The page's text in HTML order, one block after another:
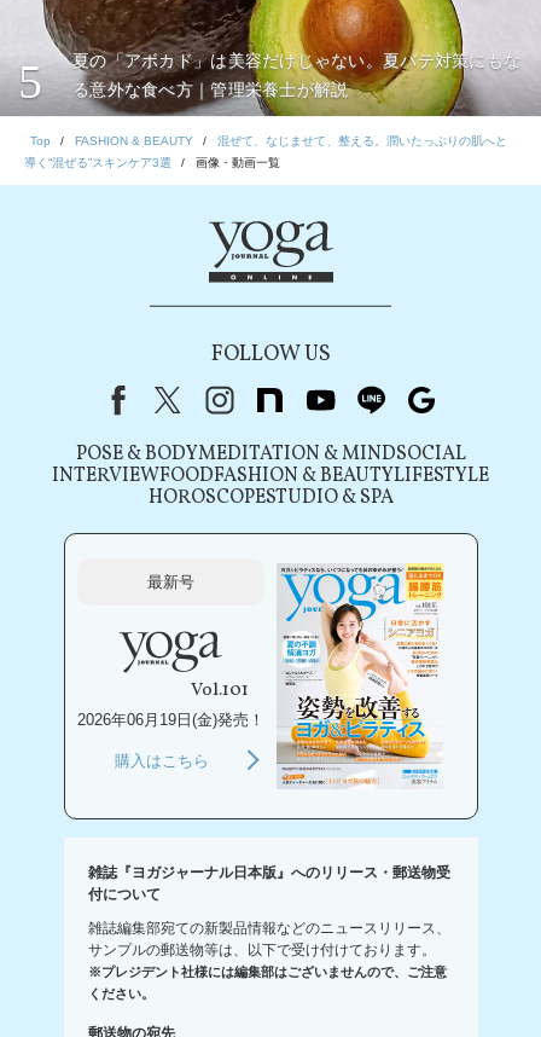
5
夏の「アボカド」は美容だけじゃない。夏バテ対策にもな
る意外な食べ方｜管理栄養士が解説
Top FASHION & BEAUTY
混ぜて、なじませて、整える。潤いたっぷりの肌へと
導く“混ぜる”スキンケア3選
画像・動画一覧
FOLLOW US
FacebookX（旧Twitter）
instagram
note youtubeline
POSE & BODYMEDITATION & MINDSOCIAL
INTERVIEWFOODFASHION & BEAUTYLIFESTYLE
HOROSCOPESTUDIO & SPA
最新号
Vol.101
2026年06月19日(金)発売！
購入はこちら
雑誌『ヨガジャーナル日本版』へのリリース・郵送物受
付について
雑誌編集部宛ての新製品情報などのニュースリリース、
サンプルの郵送物等は、以下で受け付けております。
※プレジデント社様には編集部はございませんので、ご注意
ください。
郵送物の宛先